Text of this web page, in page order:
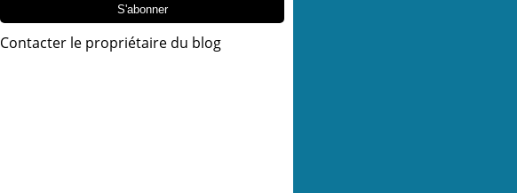
Contacter le propriétaire du blog